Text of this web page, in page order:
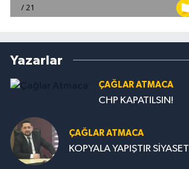
Yazarlar
ÇAĞLAR ATMACA
CHP KAPATILSIN!
ÇAĞLAR ATMACA
KOPYALA YAPIŞTIR SİYASET